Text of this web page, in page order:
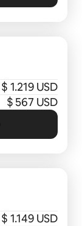
$ 1.219 USD
$ 567 USD
$ 1.149 USD